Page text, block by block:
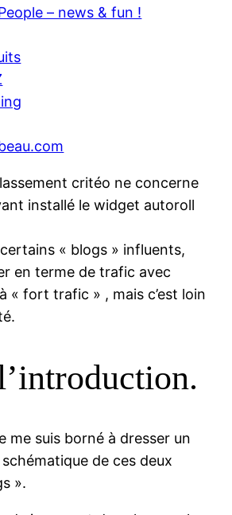
– news & fun !
critéo ne concerne
installé le widget autoroll
certains « blogs » influents,
en terme de trafic avec
« fort trafic » , mais c’est loin
me suis borné à dresser un
de ces deux
».